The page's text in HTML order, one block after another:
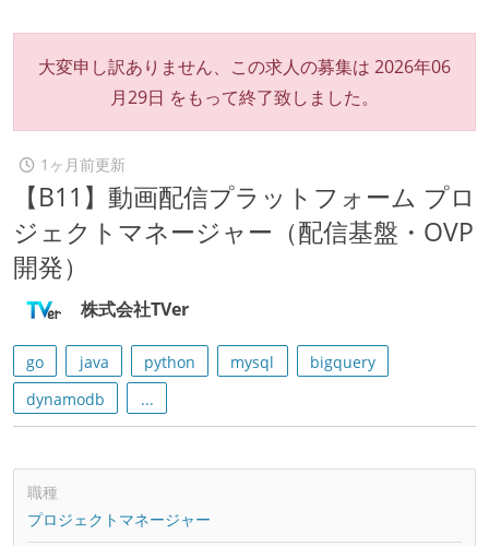
大変申し訳ありません、この求人の募集は 2026年06
月29日 をもって終了致しました。
1ヶ月前更新
【B11】動画配信プラットフォーム プロ
ジェクトマネージャー（配信基盤・OVP
開発）
株式会社TVer
go java python mysql
bigquery
dynamodb
...
職種
プロジェクトマネージャー